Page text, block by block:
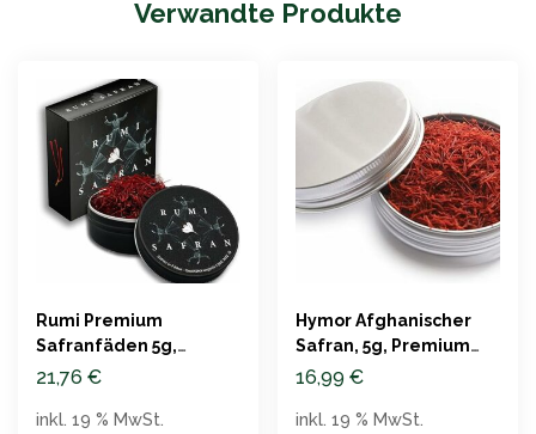
Verwandte Produkte
Rumi Premium
Safranfäden 5g,
Chorasan
21,76 €
inkl. 19 % MwSt.
Hymor Afghanischer
Safran, 5g, Premium
Qualität
16,99 €
inkl. 19 % MwSt.